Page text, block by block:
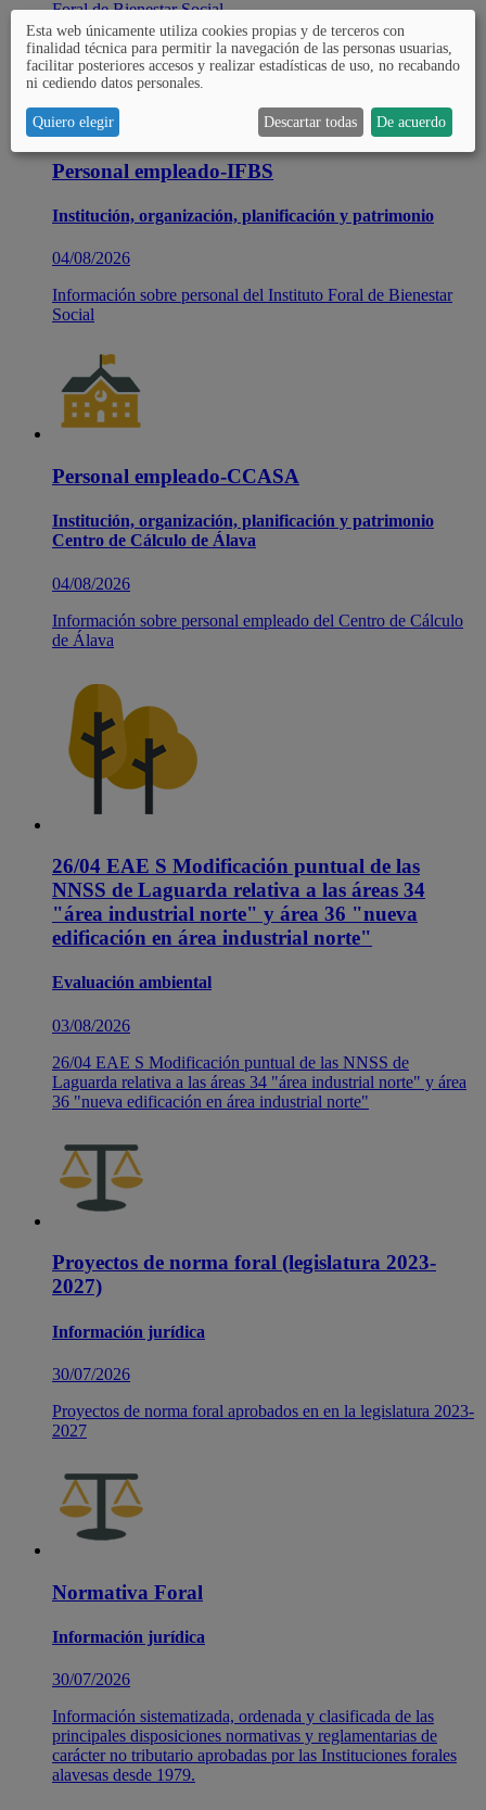
Foral de Bienestar Social.
Personal empleado-IFBS
Institución, organización, planificación y patrimonio
04/08/2026
Información sobre personal del Instituto Foral de Bienestar
Social
Personal empleado-CCASA
Institución, organización, planificación y patrimonio
Centro de Cálculo de Álava
04/08/2026
Información sobre personal empleado del Centro de Cálculo
de Álava
26/04 EAE S Modificación puntual de las
NNSS de Laguarda relativa a las áreas 34
"área industrial norte" y área 36 "nueva
edificación en área industrial norte"
Evaluación ambiental
03/08/2026
26/04 EAE S Modificación puntual de las NNSS de
Laguarda relativa a las áreas 34 "área industrial norte" y área
36 "nueva edificación en área industrial norte"
Proyectos de norma foral (legislatura 2023-
2027)
Información jurídica
30/07/2026
Proyectos de norma foral aprobados en en la legislatura 2023-
2027
Normativa Foral
Información jurídica
30/07/2026
Información sistematizada, ordenada y clasificada de las
principales disposiciones normativas y reglamentarias de
carácter no tributario aprobadas por las Instituciones forales
alavesas desde 1979.
Esta web únicamente utiliza cookies propias y de terceros con
finalidad técnica para permitir la navegación de las personas usuarias,
facilitar posteriores accesos y realizar estadísticas de uso, no recabando
ni cediendo datos personales.
Quiero elegir Descartar todas De acuerdo